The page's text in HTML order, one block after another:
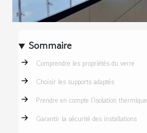
Sommaire
Comprendre les propriétés du verre
Choisir les supports adaptés
Prendre en compte l’isolation thermique
Garantir la sécurité des installations